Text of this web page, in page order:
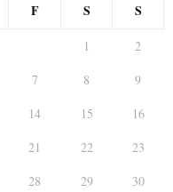
F S S
1
2
7 8
9
14 15
16
21 22
23
28 29
30